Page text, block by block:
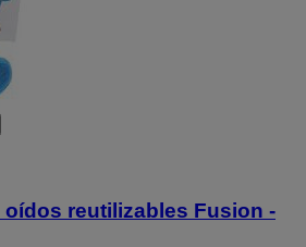
reutilizables Fusion -